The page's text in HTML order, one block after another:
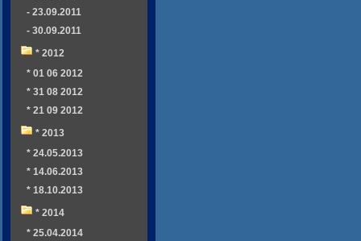
- 23.09.2011
- 30.09.2011
* 2012
* 01 06 2012
* 31 08 2012
* 21 09 2012
* 2013
* 24.05.2013
* 14.06.2013
* 18.10.2013
* 2014
* 25.04.2014